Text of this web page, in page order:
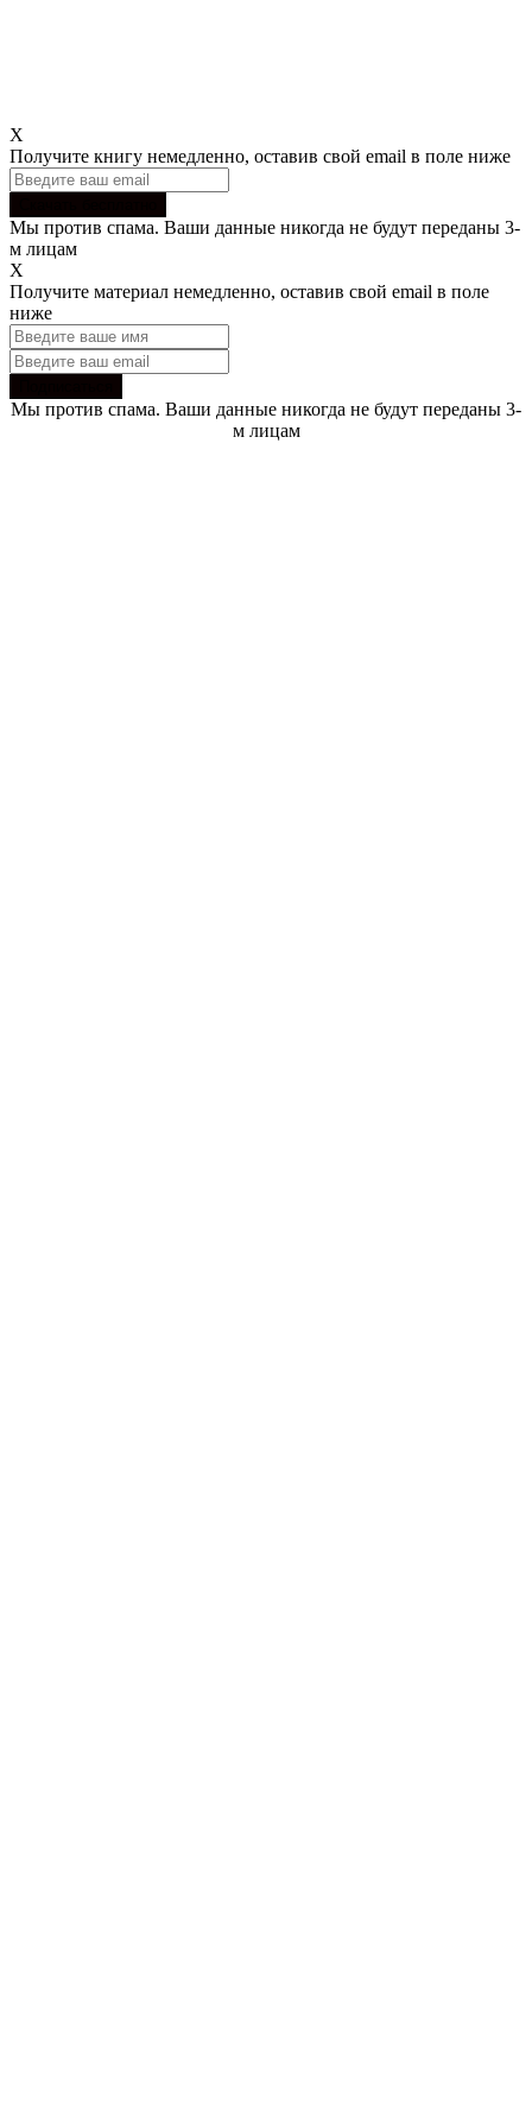
X
Получите книгу немедленно, оставив свой email в поле ниже
Мы против спама. Ваши данные никогда не будут переданы 3-
м лицам
X
Получите материал немедленно, оставив свой email в поле
ниже
Мы против спама. Ваши данные никогда не будут переданы 3-
м лицам